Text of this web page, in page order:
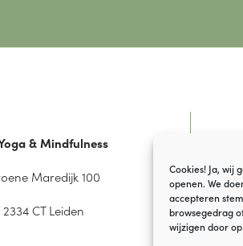
Cookies! Ja, wij
openen. We
accepteren
browsegedrag
wijzigen door
& Mindfulness
Maredijk 100
2334 CT Leiden